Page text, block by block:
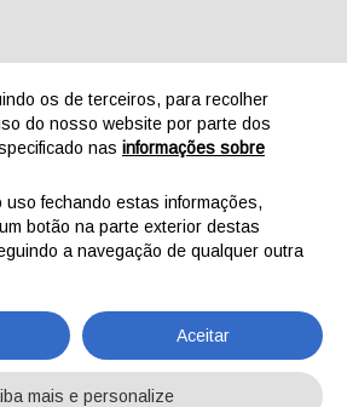
os de terceiros, para recolher
do nosso website por parte dos
nas informações sobre
uso fechando estas informações,
botão na parte exterior destas
a navegação de qualquer outra
Aceitar
mais e personalize